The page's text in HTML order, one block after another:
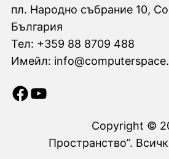
пл. Народно събрание 10,
България
Тел: +359 88 8709 488
Имейл:
Facebook YouTube
Copyright ©
Пространство”.